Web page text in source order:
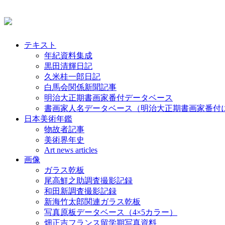
テキスト
年紀資料集成
黒田清輝日記
久米桂一郎日記
白馬会関係新聞記事
明治大正期書画家番付データベース
書画家人名データベース（明治大正期書画家番付
日本美術年鑑
物故者記事
美術界年史
Art news articles
画像
ガラス乾板
尾高鮮之助調査撮影記録
和田新調査撮影記録
新海竹太郎関連ガラス乾板
写真原板データベース（4×5カラー）
畑正吉フランス留学期写真資料